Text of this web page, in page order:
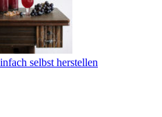
selbst herstellen